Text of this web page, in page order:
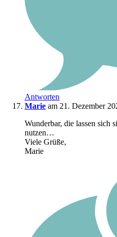
Antworten
Marie am 21. Dezember
Wunderbar, die lassen sich
nutzen…
Viele Grüße,
Marie